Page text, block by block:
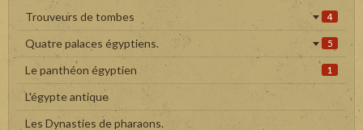
Trouveurs de tombes 4
Quatre palaces égyptiens. 5
Le panthéon égyptien 1
L'égypte antique
Les Dynasties de pharaons.